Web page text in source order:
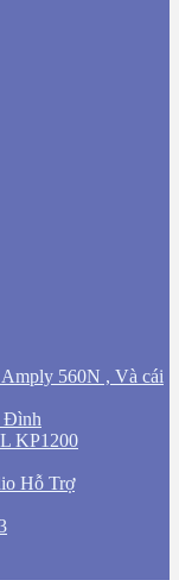
560N , Và cái
Đình
KP1200
Hỗ Trợ